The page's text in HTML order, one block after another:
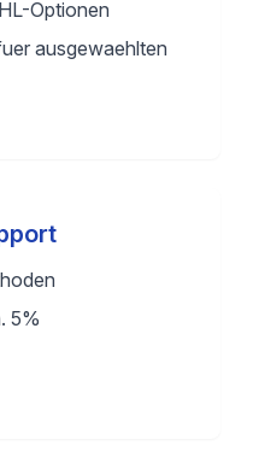
Optionen
ausgewaehlten
5%